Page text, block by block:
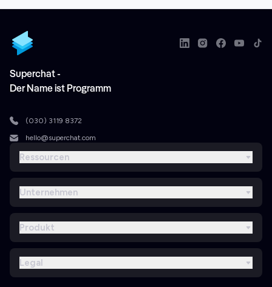
Superchat -
Der Name ist Programm
(030) 3119 8372
hello@superchat.com
Ressourcen
Unternehmen
Produkt
Legal